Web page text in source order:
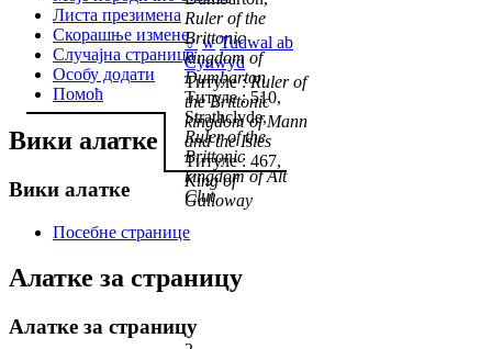
Ruler of the
Brittonic
kingdom of
Dumbarton
Титуле : 510,
Strathclyde,
Ruler of the
Brittonic
kingdom of Alt
Clut
♂ w Tudwal ab
Cynwyd
Титуле :Ruler of
the Brittonic
kingdom of Mann
and the Isles
Титуле : 467,
King of
Galloway
Листа презимена
Скорашње измене
Случајна страница
Особу додати
Помоћ
Вики алатке
Вики алатке
Посебне странице
Алатке за страницу
Алатке за страницу